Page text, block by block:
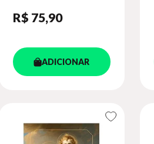
R$ 75,90
ADICIONAR